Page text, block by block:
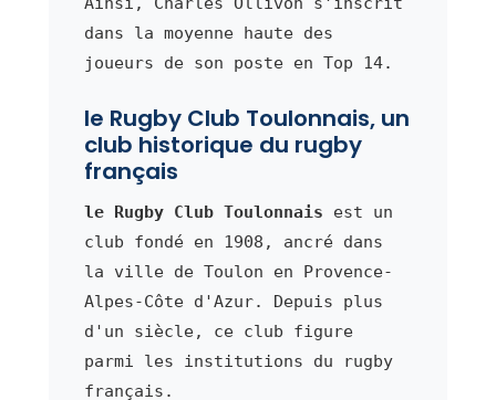
dans la moyenne haute des
joueurs de son poste en Top 14.
le Rugby Club Toulonnais, un
club historique du rugby
français
le Rugby Club Toulonnais est un
club fondé en 1908, ancré dans
la ville de Toulon en Provence-
Alpes-Côte d'Azur. Depuis plus
d'un siècle, ce club figure
parmi les institutions du rugby
français.